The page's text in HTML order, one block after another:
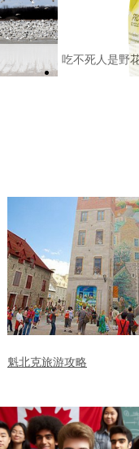
吃不死人是野
魁北克旅游攻略